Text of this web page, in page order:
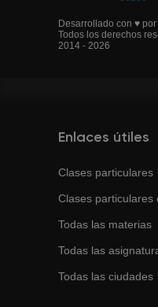
Desarrollado con ♥
Todos los derechos
2014 - 2026
Enlaces útiles
Clases particulares
Clases particulares
Todas las materias
Todas las
Todas las ciudades